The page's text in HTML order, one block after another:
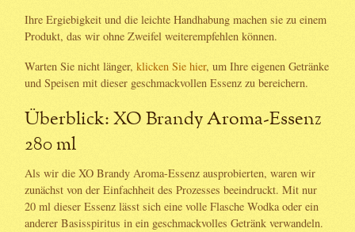
Ihre Ergiebigkeit und die leichte Handhabung machen sie zu einem
Produkt, das wir ohne Zweifel weiterempfehlen können.
Warten Sie nicht länger,klicken Sie hier, um Ihre eigenen Getränke
und Speisen mit dieser geschmackvollen Essenz zu bereichern.
Überblick: XO Brandy Aroma-Essenz
280 ml
Als wir die XO Brandy Aroma-Essenz ausprobierten, waren wir
zunächst von der Einfachheit des Prozesses beeindruckt. Mit nur
20 ml dieser Essenz lässt sich eine volle Flasche Wodka oder ein
anderer Basisspiritus in ein geschmackvolles Getränk verwandeln.